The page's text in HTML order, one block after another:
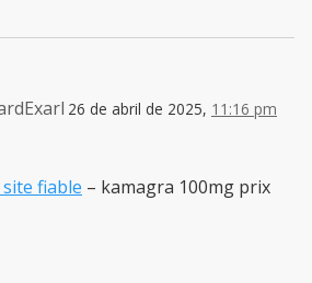
26 de abril de 2025, 11:16 pm
fiable – kamagra 100mg prix